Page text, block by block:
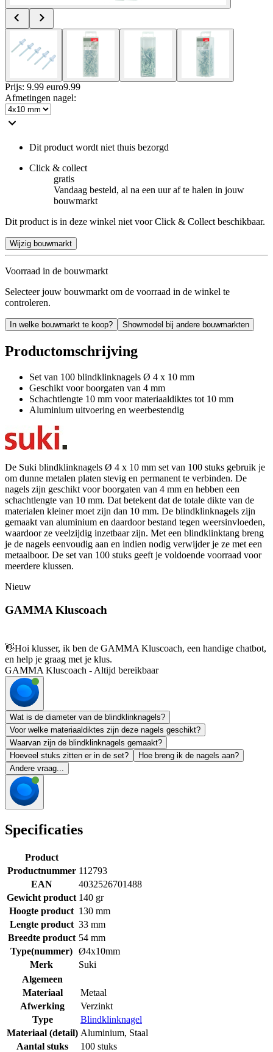
Prijs: 9.99 euro9.99
Afmetingen nagel:
Dit product wordt niet thuis bezorgd
Click & collect
gratis
Vandaag besteld, al na een uur af te halen in jouw
bouwmarkt
Dit product is in deze winkel niet voor Click & Collect beschikbaar.
Wijzig bouwmarkt
Voorraad in de bouwmarkt
Selecteer jouw bouwmarkt om de voorraad in de winkel te
controleren.
In welke bouwmarkt te koop? Showmodel bij andere bouwmarkten
Productomschrijving
Set van 100 blindklinknagels Ø 4 x 10 mm
Geschikt voor boorgaten van 4 mm
Schachtlengte 10 mm voor materiaaldiktes tot 10 mm
Aluminium uitvoering en weerbestendig
De Suki blindklinknagels Ø 4 x 10 mm set van 100 stuks gebruik je
om dunne metalen platen stevig en permanent te verbinden. De
nagels zijn geschikt voor boorgaten van 4 mm en hebben een
schachtlengte van 10 mm. Dat betekent dat de totale dikte van de
materialen kleiner moet zijn dan 10 mm. De blindklinknagels zijn
gemaakt van aluminium en daardoor bestand tegen weersinvloeden,
waardoor ze veelzijdig inzetbaar zijn. Met een blindklinktang breng
je de nagels eenvoudig aan en indien nodig verwijder je ze met een
metaalboor. De set van 100 stuks geeft je voldoende voorraad voor
meerdere klussen.
Nieuw
GAMMA Kluscoach
👋Hoi klusser, ik ben de GAMMA Kluscoach, een handige chatbot,
en help je graag met je klus.
GAMMA Kluscoach - Altijd bereikbaar
Wat is de diameter van de blindklinknagels?
Voor welke materiaaldiktes zijn deze nagels geschikt?
Waarvan zijn de blindklinknagels gemaakt?
Hoeveel stuks zitten er in de set?
Hoe breng ik de nagels aan?
Andere vraag...
Specificaties
Product
Productnummer 112793
EAN
4032526701488
Gewicht product 140 gr
Hoogte product 130 mm
Lengte product 33 mm
Breedte product 54 mm
Type(nummer) Ø4x10mm
Merk
Suki
Algemeen
Materiaal
Metaal
Afwerking
Verzinkt
Type
Blindklinknagel
Materiaal (detail) Aluminium, Staal
Aantal stuks
100 stuks